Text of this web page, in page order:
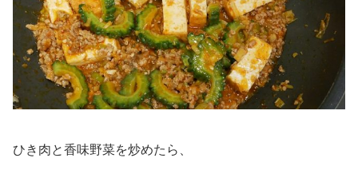
ひき肉と香味野菜を炒めたら、